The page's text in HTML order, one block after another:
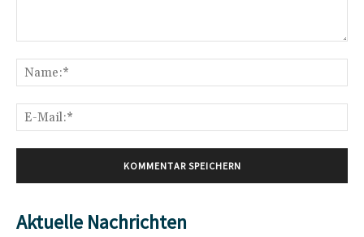
Aktuelle Nachrichten